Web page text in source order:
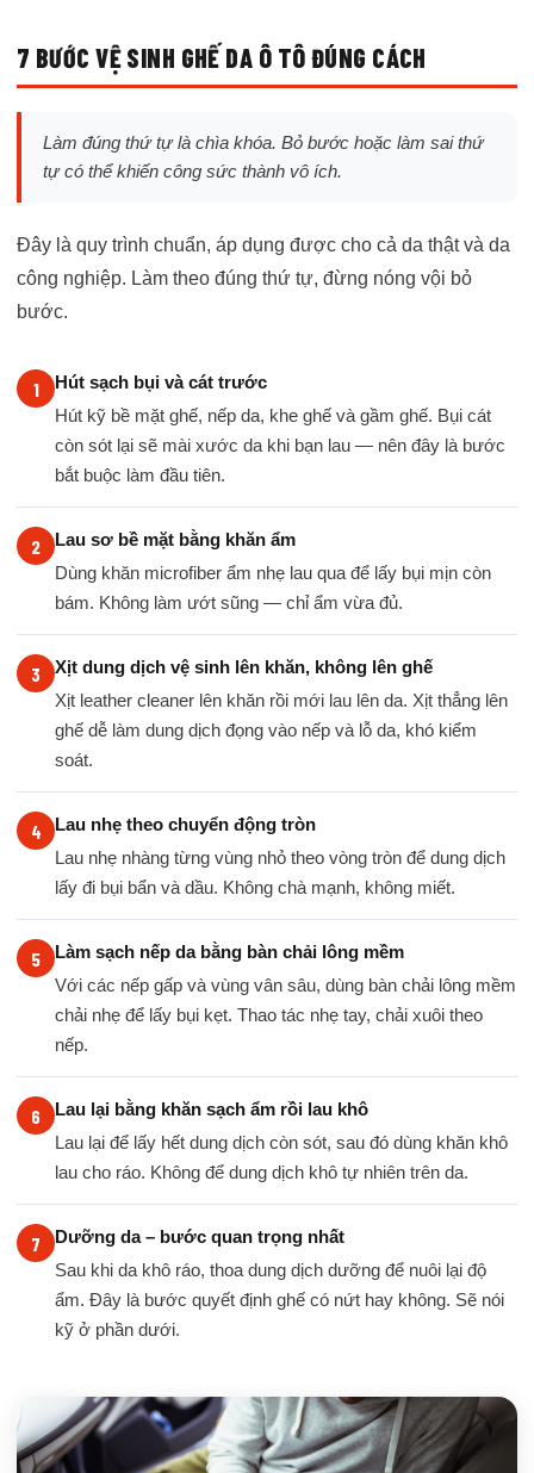
7 BƯỚC VỆ SINH GHẾ DA Ô TÔ ĐÚNG CÁCH
Làm đúng thứ tự là chìa khóa. Bỏ bước hoặc làm sai thứ
tự có thể khiến công sức thành vô ích.
Đây là quy trình chuẩn, áp dụng được cho cả da thật và da
công nghiệp. Làm theo đúng thứ tự, đừng nóng vội bỏ
bước.
Hút sạch bụi và cát trước
Hút kỹ bề mặt ghế, nếp da, khe ghế và gầm ghế. Bụi cát
còn sót lại sẽ mài xước da khi bạn lau — nên đây là bước
bắt buộc làm đầu tiên.
Lau sơ bề mặt bằng khăn ẩm
Dùng khăn microfiber ẩm nhẹ lau qua để lấy bụi mịn còn
bám. Không làm ướt sũng — chỉ ẩm vừa đủ.
Xịt dung dịch vệ sinh lên khăn, không lên ghế
Xịt leather cleaner lên khăn rồi mới lau lên da. Xịt thẳng lên
ghế dễ làm dung dịch đọng vào nếp và lỗ da, khó kiểm
soát.
Lau nhẹ theo chuyển động tròn
Lau nhẹ nhàng từng vùng nhỏ theo vòng tròn để dung dịch
lấy đi bụi bẩn và dầu. Không chà mạnh, không miết.
Làm sạch nếp da bằng bàn chải lông mềm
Với các nếp gấp và vùng vân sâu, dùng bàn chải lông mềm
chải nhẹ để lấy bụi kẹt. Thao tác nhẹ tay, chải xuôi theo
nếp.
Lau lại bằng khăn sạch ẩm rồi lau khô
Lau lại để lấy hết dung dịch còn sót, sau đó dùng khăn khô
lau cho ráo. Không để dung dịch khô tự nhiên trên da.
Dưỡng da – bước quan trọng nhất
Sau khi da khô ráo, thoa dung dịch dưỡng để nuôi lại độ
ẩm. Đây là bước quyết định ghế có nứt hay không. Sẽ nói
kỹ ở phần dưới.